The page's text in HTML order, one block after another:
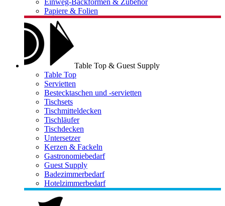
Einweg-Backformen & Zubehör
Papiere & Folien
Table Top & Guest Supply
Table Top
Servietten
Bestecktaschen und -servietten
Tischsets
Tischmitteldecken
Tischläufer
Tischdecken
Untersetzer
Kerzen & Fackeln
Gastronomiebedarf
Guest Supply
Badezimmerbedarf
Hotelzimmerbedarf